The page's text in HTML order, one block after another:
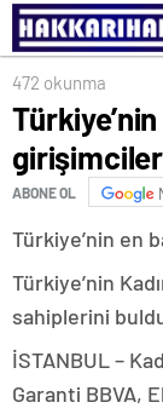
472 okunma
Türkiye’nin
ABONE OL
Türkiye’nin en
Türkiye’nin
sahiplerini
İSTANBUL –
Garanti BBVA,